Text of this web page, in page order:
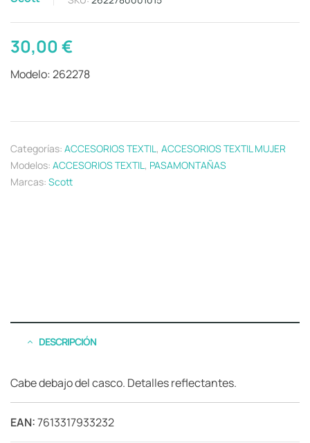
30,00€
Modelo: 262278
Categorías: ACCESORIOS TEXTIL , ACCESORIOS TEXTIL MUJER
Modelos: ACCESORIOS TEXTIL , PASAMONTAÑAS
Marcas: Scott
DESCRIPCIÓN
Cabe debajo del casco. Detalles reflectantes.
EAN:7613317933232